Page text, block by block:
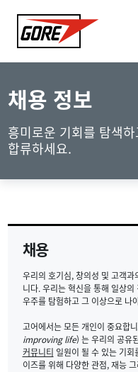
Gore
채용 정보
흥미로운 기회를 탐색
합류하세요.
채용
우리의 호기심, 창의성 및 고객
니다. 우리는 혁신을 통해 일상
우주를 탐험하고 그 이상으로 나
고어에서는 모든 개인이 중요합
improving life) 는 우리의 공유
커뮤니티 일원이 될 수 있는 기
이즈를 위해 다양한 관점, 재능